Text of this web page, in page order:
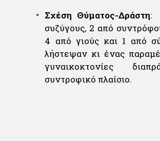
Σχέση Θύματος-Δράστη:
συζύγους, 2 από
4 από γιούς και 1 από
λήστεψαν κι ένας
γυναικοκτονίες
συντροφικό πλαίσιο.